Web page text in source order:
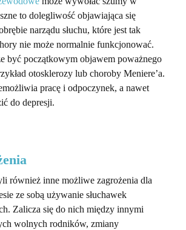
to dolegliwość objawiająca się
narządu słuchu, które jest tak
nie może normalnie funkcjonować.
być początkowym objawem poważnego
otosklerozy lub choroby Meniere’a.
pracę i odpoczynek, a nawet
do depresji.
również inne możliwe zagrożenia dla
ze sobą używanie słuchawek
Zalicza się do nich między innymi
wolnych rodników, zmiany